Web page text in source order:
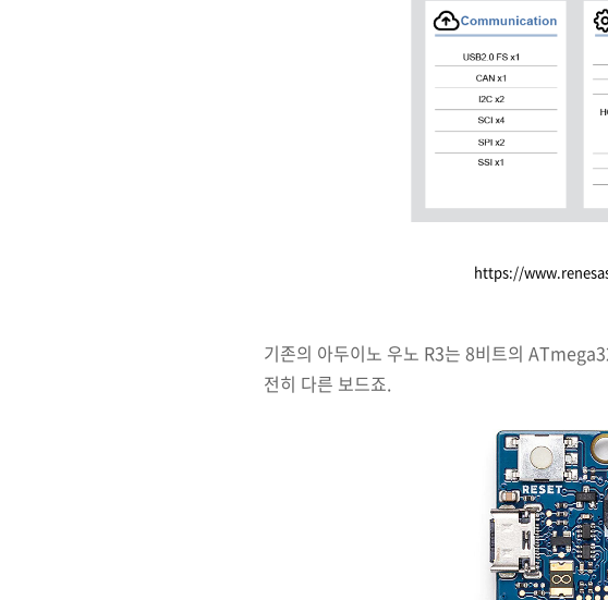
https://
기존의 아두이노 우노 R3는 8비트의
전히 다른 보드죠.